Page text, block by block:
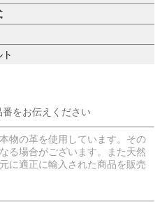
をお伝えください
物の革を使用しています。その
る場合がございます。また天然
に適正に輸入された商品を販売